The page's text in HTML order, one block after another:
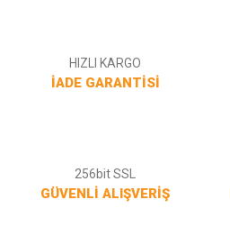
HIZLI KARGO
İADE GARANTİSİ
256bit SSL
GÜVENLİ ALIŞVERİŞ